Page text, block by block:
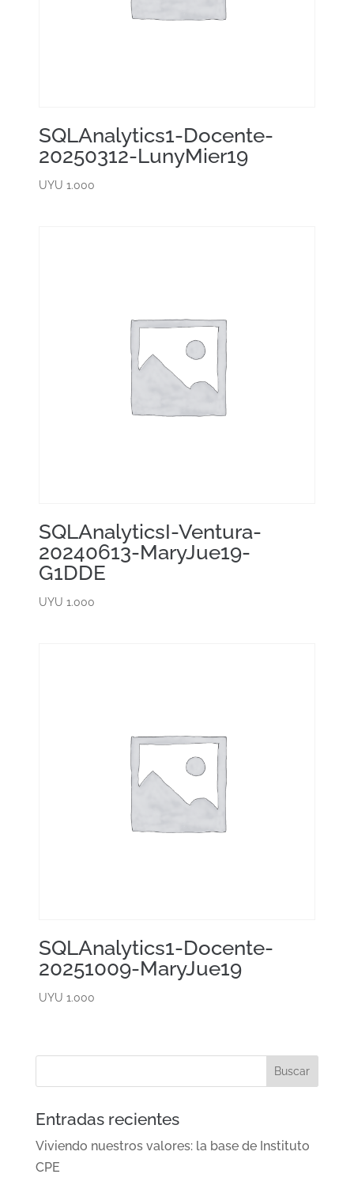
SQLAnalytics1-Docente-
20250312-LunyMier19
UYU 1.000
SQLAnalyticsI-Ventura-
20240613-MaryJue19-
G1DDE
UYU 1.000
SQLAnalytics1-Docente-
20251009-MaryJue19
UYU 1.000
Entradas recientes
Viviendo nuestros valores: la base de Instituto
CPE